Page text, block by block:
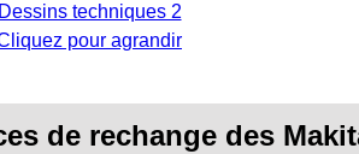
Dessins techniques 2
pour agrandir
de rechange des